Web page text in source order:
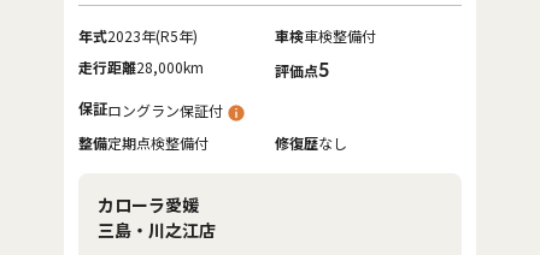
年式2023年(R5年) 車検車検整備付
走行距離28,000km 評価点5
保証ロングラン保証付
整備定期点検整備付 修復歴なし
カローラ愛媛
三島・川之江店